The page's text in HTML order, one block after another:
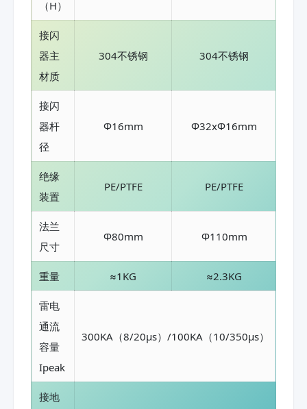
（H）
接闪
器主
材质
304不锈钢 304不锈钢
接闪
器杆
径
Φ16mm Φ32xΦ16mm
绝缘
装置
PE/PTFE PE/PTFE
法兰
尺寸
Φ80mm Φ110mm
重量 ≈1KG ≈2.3KG
雷电
通流
容量
Ipeak
300KA（8/20μs）/100KA（10/350μs）
接地